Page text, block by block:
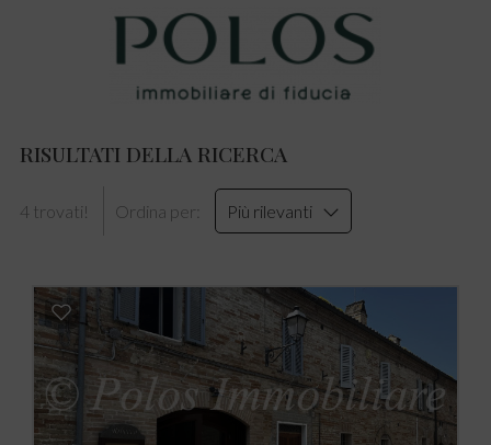
RISULTATI DELLA RICERCA
4 trovati! Ordina per: Più rilevanti